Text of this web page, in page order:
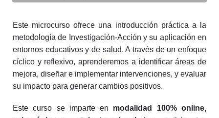
Este microcurso ofrece una introducción práctica a la
metodología de Investigación-Acción y su aplicación en
entornos educativos y de salud. A través de un enfoque
cíclico y reflexivo, aprenderemos a identificar áreas de
mejora, diseñar e implementar intervenciones, y evaluar
su impacto para generar cambios positivos.
Este curso se imparte en modalidad 100% online,